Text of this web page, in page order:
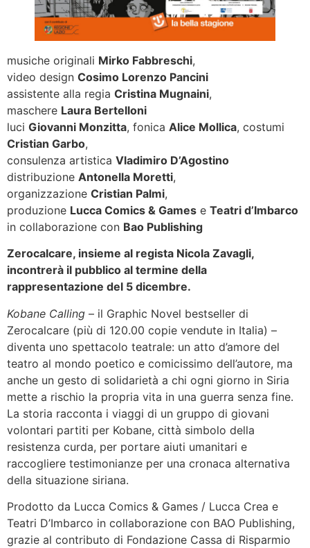
musiche originali Mirko Fabbreschi,
video design Cosimo Lorenzo Pancini
assistente alla regia Cristina Mugnaini,
maschere Laura Bertelloni
luci Giovanni Monzitta, fonica Alice Mollica, costumi
Cristian Garbo,
consulenza artistica Vladimiro D’Agostino
distribuzione Antonella Moretti,
organizzazione Cristian Palmi,
produzione Lucca Comics & Games e Teatri d’Imbarco
in collaborazione con Bao Publishing
Zerocalcare, insieme al regista Nicola Zavagli,
incontrerà il pubblico al termine della
rappresentazione del 5 dicembre.
Kobane Calling – il Graphic Novel bestseller di
Zerocalcare (più di 120.00 copie vendute in Italia) –
diventa uno spettacolo teatrale: un atto d’amore del
teatro al mondo poetico e comicissimo dell’autore, ma
anche un gesto di solidarietà a chi ogni giorno in Siria
mette a rischio la propria vita in una guerra senza fine.
La storia racconta i viaggi di un gruppo di giovani
volontari partiti per Kobane, città simbolo della
resistenza curda, per portare aiuti umanitari e
raccogliere testimonianze per una cronaca alternativa
della situazione siriana.
Prodotto da Lucca Comics & Games / Lucca Crea e
Teatri D’Imbarco in collaborazione con BAO Publishing,
grazie al contributo di Fondazione Cassa di Risparmio